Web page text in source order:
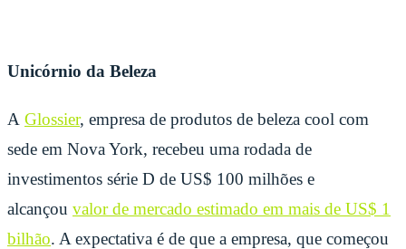
Unicórnio da Beleza
A Glossier, empresa de produtos de beleza cool com
sede em Nova York, recebeu uma rodada de
investimentos série D de US$ 100 milhões e
alcançou valor de mercado estimado em mais de US$ 1
bilhão. A expectativa é de que a empresa, que começou